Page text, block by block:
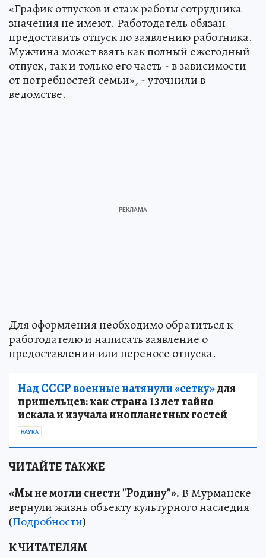
«График отпусков и стаж работы сотрудника
значения не имеют. Работодатель обязан
предоставить отпуск по заявлению работника.
Мужчина может взять как полный ежегодный
отпуск, так и только его часть - в зависимости
от потребностей семьи», - уточнили в
ведомстве.
Для оформления необходимо обратиться к
работодателю и написать заявление о
предоставлении или переносе отпуска.
Над СССР военные натянули «сетку»для
пришельцев: как страна 13 лет тайно
искала и изучала инопланетных гостей
НАУКА
ЧИТАЙТЕ ТАКЖЕ
«Мы не могли снести "Родину"». В Мурманске
вернули жизнь объекту культурного наследия
(Подробности)
К ЧИТАТЕЛЯМ